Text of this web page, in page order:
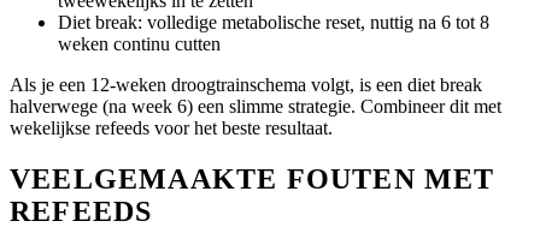
Diet break: volledige metabolische reset, nuttig na 6 tot 8
weken continu cutten
Als je een 12-weken droogtrainschema volgt, is een diet break
halverwege (na week 6) een slimme strategie. Combineer dit met
wekelijkse refeeds voor het beste resultaat.
VEELGEMAAKTE FOUTEN MET
REFEEDS